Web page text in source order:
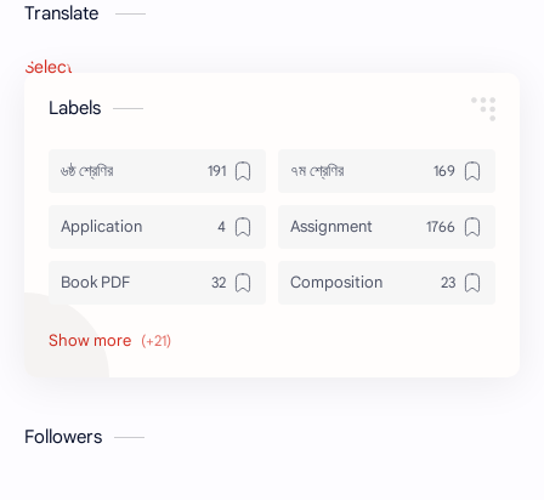
Translate
Select Language
Labels
৬ষ্ঠ শ্রেণির ৭ম শ্রেণির
Application Assignment
Book PDF Composition
Honors
Model Test
Followers